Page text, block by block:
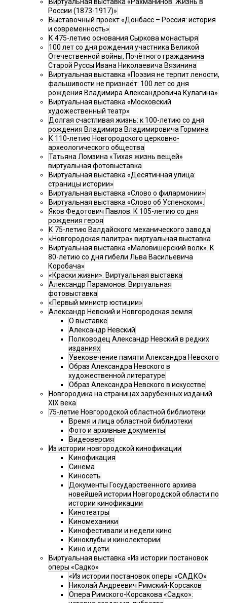
Виртуальная выставка «Рахманинов. Жизнь в
России (1873-1917)»
Выставочный проект «Донбасс – Россия: история
и современность»
К 475-летию основания Сыркова монастыря
100 лет со дня рождения участника Великой
Отечественной войны, Почётного гражданина
Старой Руссы Ивана Николаевича Вязинина
Виртуальная выставка «Поэзия не терпит лености,
фальшивости не признаёт: 100 лет со дня
рождения Владимира Александровича Кулагина»
Виртуальная выставка «Московский
художественный театр»
Долгая счастливая жизнь: к 100-летию со дня
рождения Владимира Владимировича Гормина
К 110-летию Новгородского церковно-
археологического общества
Татьяна Ломзина «Тихая жизнь вещей»
виртуальная фотовыставка
Виртуальная выставка «Десятинная улица:
страницы истории»
Виртуальная выставка «Слово о филармонии»
Виртуальная выставка «Слово об Успенском».
Яков Федотович Павлов. К 105-летию со дня
рождения героя
К 75-летию Валдайского механического завода
«Новгородская палитра» виртуальная выставка
Виртуальная выставка «Маловишерский волк». К
80-летию со дня гибели Льва Васильевича
Коробача»
«Краски жизни». Виртуальная выставка
Александр Парамонов. Виртуальная
фотовыставка
«Первый министр юстиции»
Александр Невский и Новгородская земля
О выставке
Александр Невский
Полководец Александр Невский в редких
изданиях
Увековечение памяти Александра Невского
Образ Александра Невского в
художественной литературе
Образ Александра Невского в искусстве
Новгородика на страницах зарубежных изданий
XIX века
75-летие Новгородской областной библиотеки
Время и лица областной библиотеки
Фото и архивные документы
Видеоверсия
Из истории новгородской кинофикации
Кинофикация
Синема
Киносеть
Документы Государственного архива
новейшей истории Новгородской области по
истории кинофикации
Кинотеатры
Киномеханики
Кинофестивали и недели кино
Киноклубы и кинолектории
Кино и дети
Виртуальная выставка «Из истории постановок
оперы «Садко»
«Из истории постановок оперы «САДКО»
Николай Андреевич Римский-Корсаков
Опера Римского-Корсакова «Садко»: